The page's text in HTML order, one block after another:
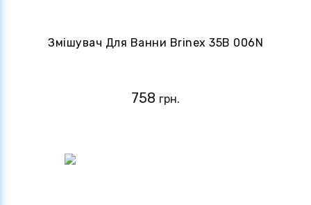
Змішувач Для Ванни Brinex 35B 006N
758 грн.